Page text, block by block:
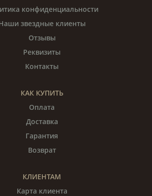
конфиденциальности
звездные клиенты
Отзывы
Реквизиты
Контакты
КАК КУПИТЬ
Оплата
Доставка
Гарантия
Возврат
КЛИЕНТАМ
Карта клиента